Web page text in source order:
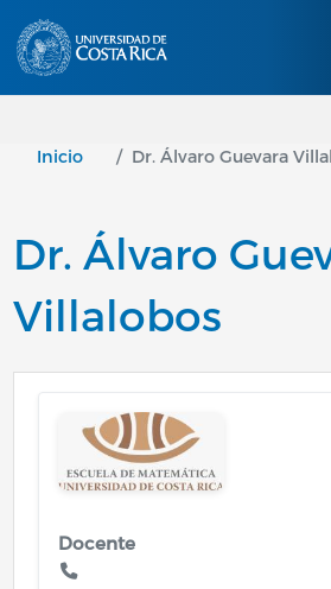
Inicio Dr. Álvaro Guevara
Dr. Álvaro
Villalobos
Image
Docente